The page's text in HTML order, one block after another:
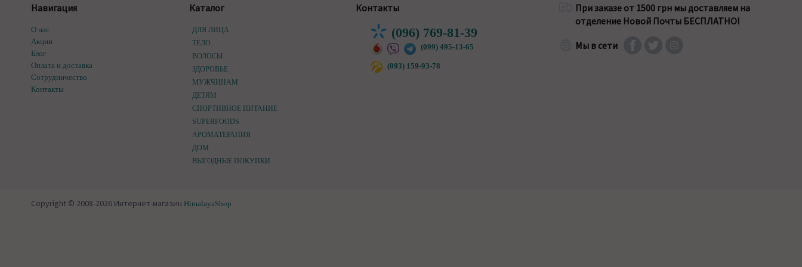
Навигация
О нас
Акции
Блог
Оплата и доставка
Сотрудничество
Контакты
Каталог
ДЛЯ ЛИЦА
ТЕЛО
ВОЛОСЫ
ЗДОРОВЬЕ
МУЖЧИНАМ
ДЕТЯМ
СПОРТИВНОЕ ПИТАНИЕ
SUPERFOODS
АРОМАТЕРАПИЯ
ДОМ
ВЫГОДНЫЕ ПОКУПКИ
Контакты
(096) 769-81-39
(099) 495-13-65
(093) 159-93-78
При заказе от 1500 грн мы доставляем на
отделение Новой Почты БЕСПЛАТНО!
Мы в сети
Copyright © 2008-2026 Интернет-магазин HimalayaShop